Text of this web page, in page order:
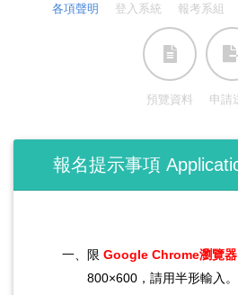
各項聲明 登入系統 報考系組
預覽資料 申請​
報名提示事項
一、限 Google Chrome瀏覽器
800×600，請用半形輸入